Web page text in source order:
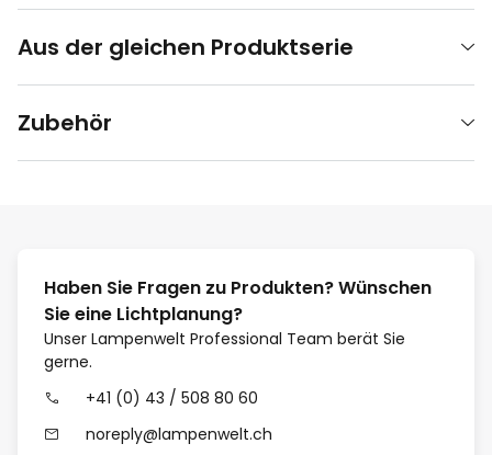
Aus der gleichen Produktserie
Zubehör
Haben Sie Fragen zu Produkten? Wünschen
Sie eine Lichtplanung?
Unser Lampenwelt Professional Team berät Sie
gerne.
+41 (0) 43 / 508 80 60
noreply@lampenwelt.ch